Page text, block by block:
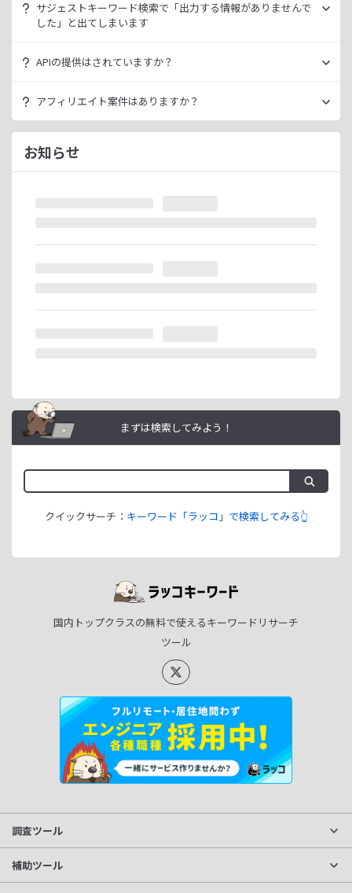
ただ、有料プランを利用することでよりニッチなキーワード
上させることができます。
ラッコID（メールアドレスのみ30秒登録）にご登録いただく
ことで制限が緩和されます。（※制限リセットは0時）
ご登録済みで制限に到達された場合は、有料プランのご利用
サジェストキーワード検索で「出力する情報がありませんで
した」と出てしまいます
ッコキーワードでも出力することができません。
サジェスト情報を出さない仕様になっております。
今後はサジェスト以外のキーワード取得手段も有料プランに
て提供してまいりますので、そちらにて対応できる見通しで
ございます。
APIの提供はされていますか？
詳細は ラッコキーワードAPIドキュメント
い。
アフィリエイト案件はありますか？
ラッコIDアフィリエイトにて、「ラッコキーワード」のアフ
ィリエイト案件をお取り扱いいたしております。
無料のユーザー登録、利用開始（初回ログイン）と有料プラ
ラッコIDアフィリエイトは、「ユーザー情報」「銀行口座情
お知らせ
まずは検索してみよう！
クイックサーチ： キーワード「ラッコ」で検索してみる👆
国内トップクラスの無料で使えるキーワードリサーチ
ツール
調査ツール
サイト分析
補助ツール